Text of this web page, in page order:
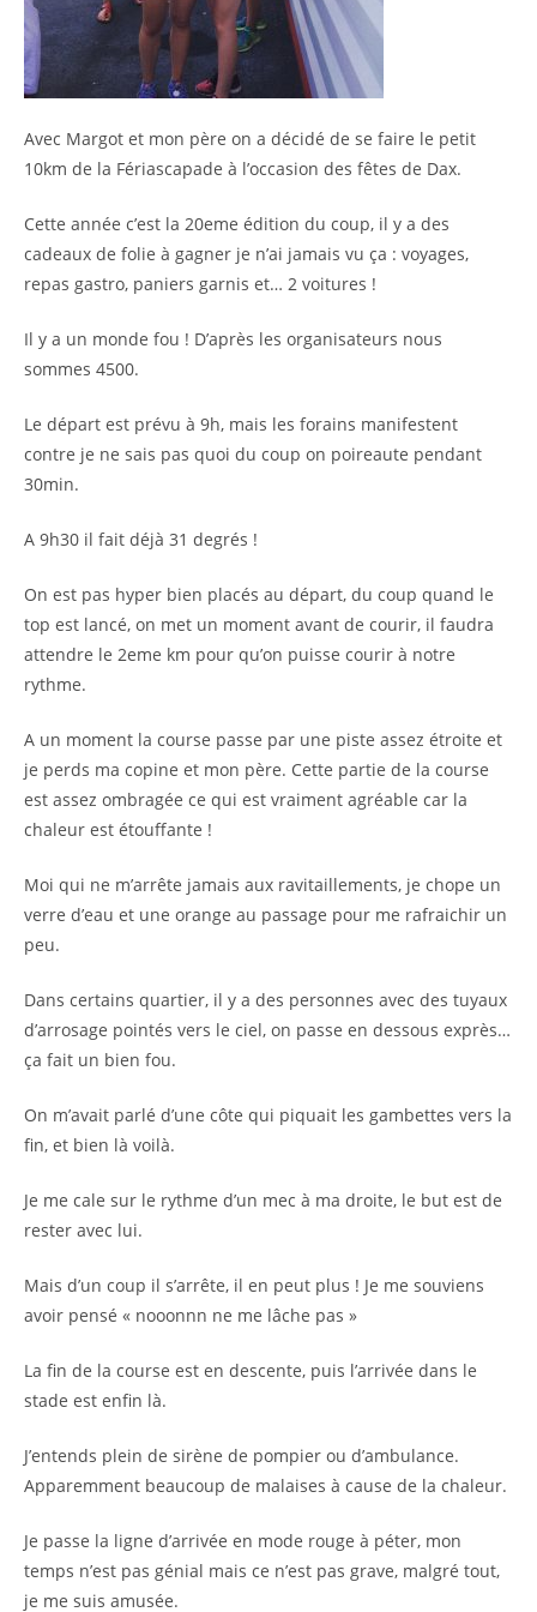
Avec Margot et mon père on a décidé de se faire le petit
10km de la Fériascapade à l’occasion des fêtes de Dax.
Cette année c’est la 20eme édition du coup, il y a des
cadeaux de folie à gagner je n’ai jamais vu ça : voyages,
repas gastro, paniers garnis et… 2 voitures !
Il y a un monde fou ! D’après les organisateurs nous
sommes 4500.
Le départ est prévu à 9h, mais les forains manifestent
contre je ne sais pas quoi du coup on poireaute pendant
30min.
A 9h30 il fait déjà 31 degrés !
On est pas hyper bien placés au départ, du coup quand le
top est lancé, on met un moment avant de courir, il faudra
attendre le 2eme km pour qu’on puisse courir à notre
rythme.
A un moment la course passe par une piste assez étroite et
je perds ma copine et mon père. Cette partie de la course
est assez ombragée ce qui est vraiment agréable car la
chaleur est étouffante !
Moi qui ne m’arrête jamais aux ravitaillements, je chope un
verre d’eau et une orange au passage pour me rafraichir un
peu.
Dans certains quartier, il y a des personnes avec des tuyaux
d’arrosage pointés vers le ciel, on passe en dessous exprès…
ça fait un bien fou.
On m’avait parlé d’une côte qui piquait les gambettes vers la
fin, et bien là voilà.
Je me cale sur le rythme d’un mec à ma droite, le but est de
rester avec lui.
Mais d’un coup il s’arrête, il en peut plus ! Je me souviens
avoir pensé « nooonnn ne me lâche pas »
La fin de la course est en descente, puis l’arrivée dans le
stade est enfin là.
J’entends plein de sirène de pompier ou d’ambulance.
Apparemment beaucoup de malaises à cause de la chaleur.
Je passe la ligne d’arrivée en mode rouge à péter, mon
temps n’est pas génial mais ce n’est pas grave, malgré tout,
je me suis amusée.